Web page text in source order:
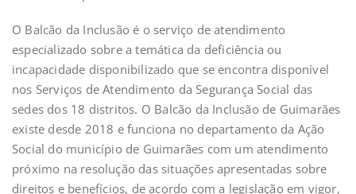
O Balcão da Inclusão é o serviço de atendimento
especializado sobre a temática da deficiência ou
incapacidade disponibilizado que se encontra disponível
nos Serviços de Atendimento da Segurança Social das
sedes dos 18 distritos. O Balcão da Inclusão de Guimarães
existe desde 2018 e funciona no departamento da Ação
Social do município de Guimarães com um atendimento
próximo na resolução das situações apresentadas sobre
direitos e benefícios, de acordo com a legislação em vigor,